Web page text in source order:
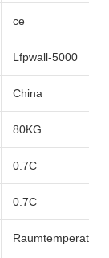
ce
Lfpwall-5000
China
80KG
0.7C
0.7C
Raumtemperatur